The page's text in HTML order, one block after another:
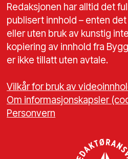
Redaksjonen har alltid det
publisert innhold – enten
eller uten bruk av kunstig
kopiering av innhold fra
er ikke tillatt uten avtale.
Vilkår for bruk av
Om informasjonskapsler
Personvern